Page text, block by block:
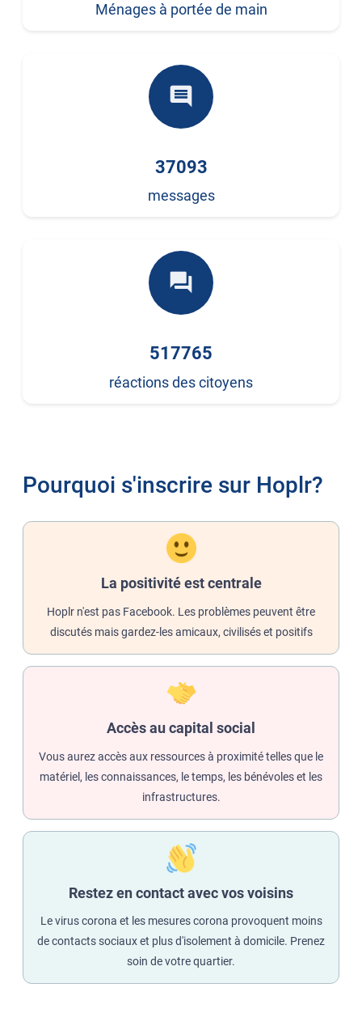
Ménages à portée de main
comment
37093
messages
forum
517765
réactions des citoyens
Pourquoi s'inscrire sur Hoplr?
La positivité est centrale
Hoplr n'est pas Facebook. Les problèmes peuvent être
discutés mais gardez-les amicaux, civilisés et positifs
Accès au capital social
Vous aurez accès aux ressources à proximité telles que le
matériel, les connaissances, le temps, les bénévoles et les
infrastructures.
Restez en contact avec vos voisins
Le virus corona et les mesures corona provoquent moins
de contacts sociaux et plus d'isolement à domicile. Prenez
soin de votre quartier.